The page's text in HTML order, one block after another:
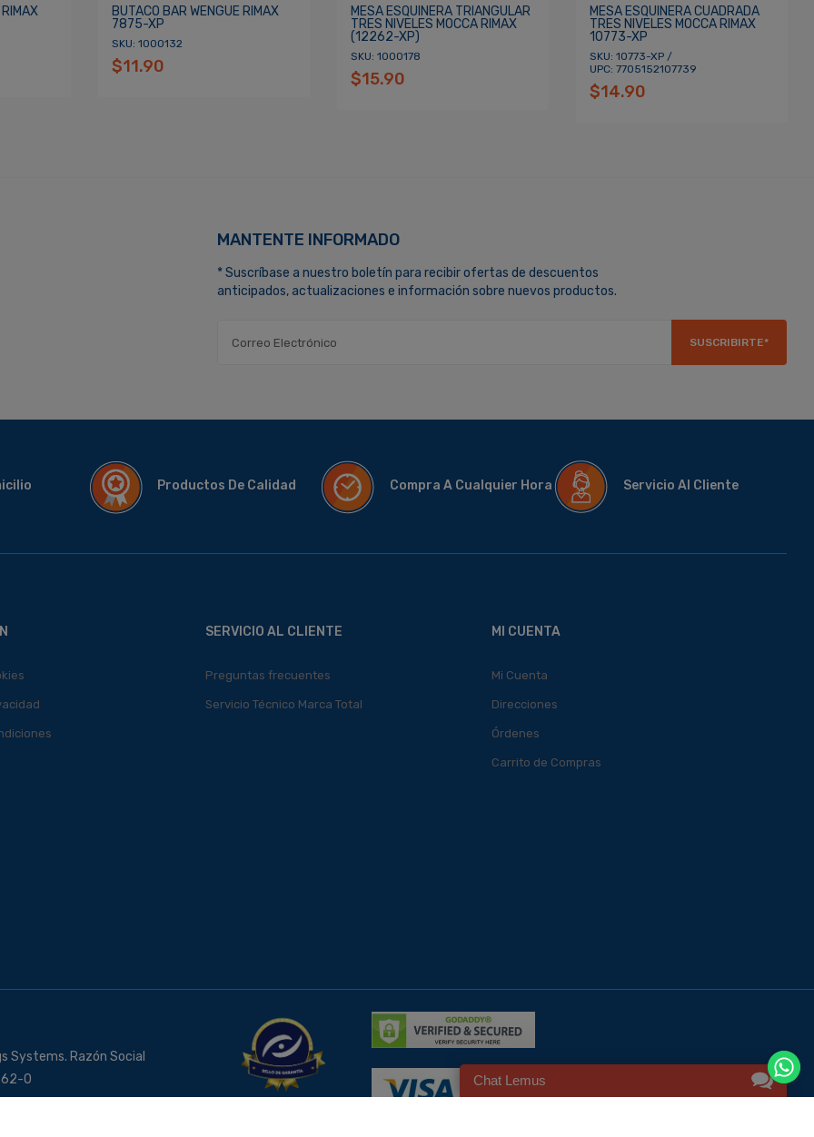
BUTACO BAR WENGUE RIMAX
7875-XP
SKU: 1000132
$11.90
MESA ESQUINERA TRIANGULAR
TRES NIVELES MOCCA RIMAX
(12262-XP)
SKU: 1000178
$15.90
MESA ESQUINERA CUADRADA
TRES NIVELES MOCCA RIMAX
10773-XP
SKU: 10773-XP /
UPC: 7705152107739
$14.90
MANTENTE INFORMADO
* Suscríbase a nuestro boletín para recibir ofertas de descuentos
anticipados, actualizaciones e información sobre nuevos productos.
SUSCRIBIRTE*
Productos De Calidad Compra A Cualquier Hora Servicio Al Cliente
SERVICIO AL CLIENTE
Preguntas frecuentes
Servicio Técnico Marca Total
MI CUENTA
Mi Cuenta
Direcciones
Órdenes
Carrito de Compras
Systems. Razón Social
0
Chat Lemus